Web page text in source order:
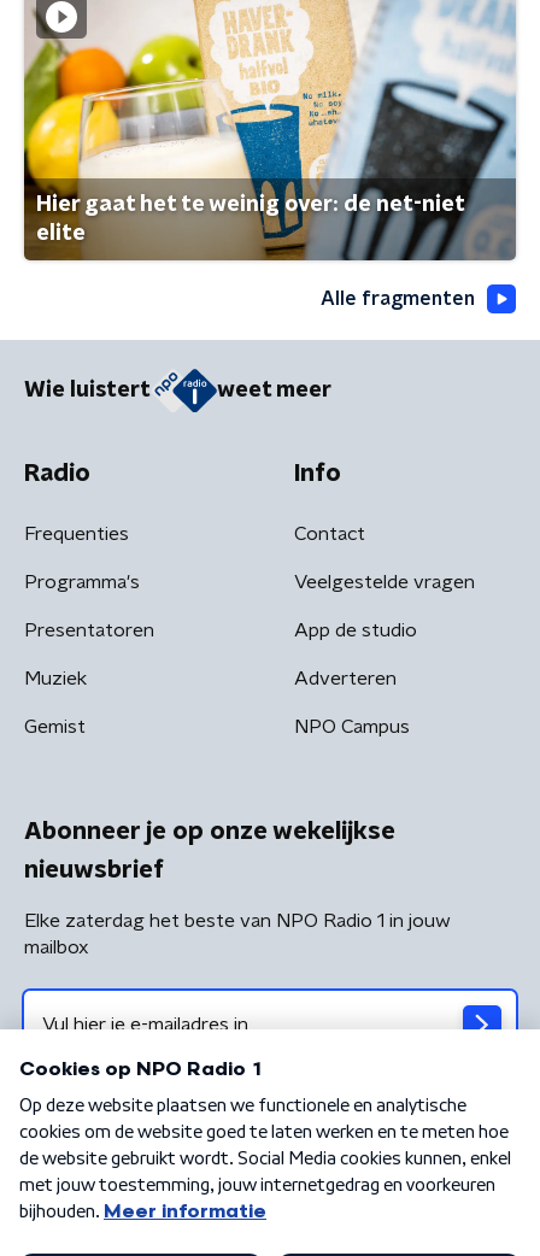
Hier gaat het te weinig over: de net-niet
elite
Alle fragmenten
Wie luistert weet meer
Radio
Frequenties
Programma's
Presentatoren
Muziek
Gemist
Info
Contact
Veelgestelde vragen
App de studio
Adverteren
NPO Campus
Abonneer je op onze wekelijkse
nieuwsbrief
Elke zaterdag het beste van NPO Radio 1 in jouw
mailbox
Algemene voorwaarden Privacybeleid